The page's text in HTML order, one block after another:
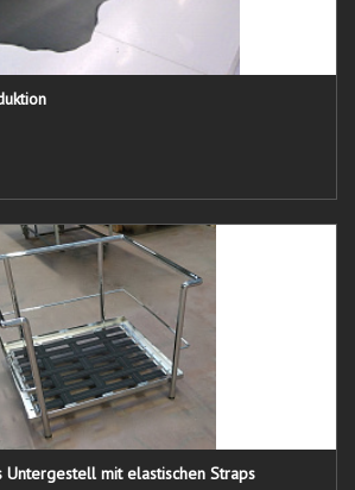
Untergestell mit elastischen Straps